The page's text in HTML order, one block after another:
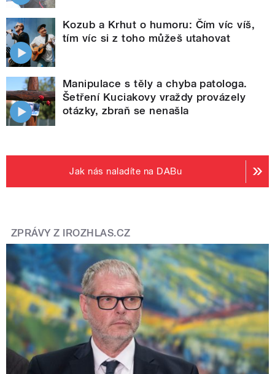
Kozub a Krhut o humoru: Čím víc víš,
tím víc si z toho můžeš utahovat
Manipulace s těly a chyba patologa.
Šetření Kuciakovy vraždy provázely
otázky, zbraň se nenašla
Jak nás naladíte na DABu
ZPRÁVY Z IROZHLAS.CZ